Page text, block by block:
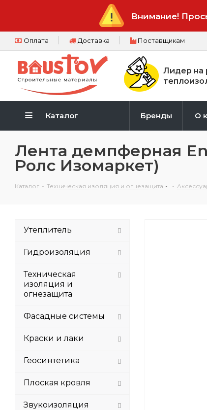
Внимание!
Оплата Доставка Поставщикам
Лидер на
Каталог Бренды О
Лента демпферная
Ролс Изомаркет)
Каталог - Техническая изоляция и огнезащита -
Утеплитель
Гидроизоляция
Техническая
изоляция и
огнезащита
Фасадные системы
Краски и лаки
Геосинтетика
Плоская кровля
Звукоизоляция